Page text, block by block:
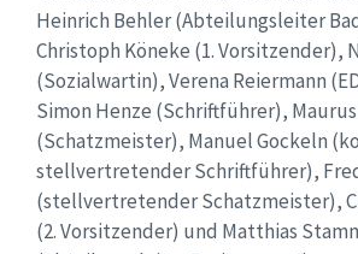
Heinrich Behler (Abteilungsleiter
Christoph Köneke (1. Vorsitzender),
(Sozialwartin), Verena Reiermann
Simon Henze (Schriftführer),
(Schatzmeister), Manuel Gockeln
stellvertretender Schriftführer),
(stellvertretender Schatzmeister),
(2. Vorsitzender) und Matthias